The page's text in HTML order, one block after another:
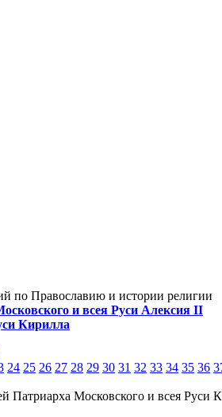
по Православию и истории религии
и всея Руси Алексия II
Кирилла
24 25 26 27 28 29 30 31 32 33 34 35 36
Патриарха Московского и всея Руси